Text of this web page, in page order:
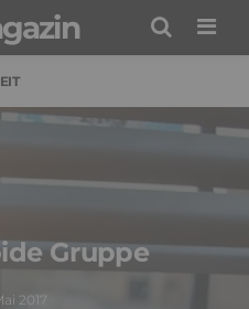
Gruppe
2017